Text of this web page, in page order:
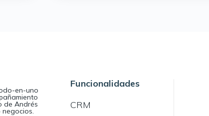
en-uno
de Andrés
Funcionalidades
CRM